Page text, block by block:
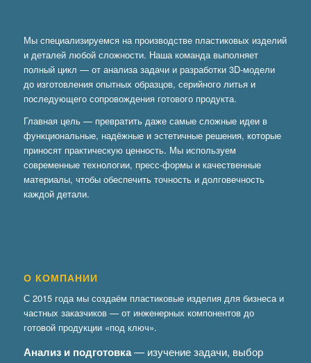
Мы специализируемся на производстве пластиковых изделий
и деталей любой сложности. Наша команда выполняет
полный цикл — от анализа задачи и разработки 3D-модели
до изготовления опытных образцов, серийного литья и
последующего сопровождения готового продукта.
Главная цель — превратить даже самые сложные идеи в
функциональные, надёжные и эстетичные решения, которые
приносят практическую ценность. Мы используем
современные технологии, пресс-формы и качественные
материалы, чтобы обеспечить точность и долговечность
каждой детали.
О КОМПАНИИ
С 2015 года мы создаём пластиковые изделия для бизнеса и
частных заказчиков — от инженерных компонентов до
готовой продукции «под ключ».
Анализ и подготовка— изучение задачи, выбор